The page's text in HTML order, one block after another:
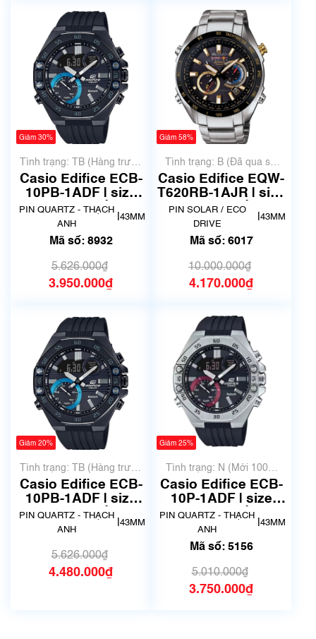
Giảm 30%
Tình trạng: TB (Hàng trưng
bày, thanh lý)
Casio Edifice ECB-
10PB-1ADF | size
46mm | Mã số 8932
PIN QUARTZ - THẠCH
ANH
43MM
Mã số: 8932
5.626.000₫
3.950.000₫
Giảm 58%
Tình trạng: B (Đã qua sử
dụng, hàng đẹp, có chút
xước dăm)
Casio Edifice EQW-
T620RB-1AJR | size
44mm | Mã số 6017
PIN SOLAR / ECO
DRIVE
43MM
Mã số: 6017
10.000.000₫
4.170.000₫
Giảm 20%
Tình trạng: TB (Hàng trưng
bày, thanh lý)
Casio Edifice ECB-
10PB-1ADF | size
46mm | Mã số 5164
PIN QUARTZ - THẠCH
ANH
43MM
5.626.000₫
4.480.000₫
Giảm 25%
Tình trạng: N (Mới 100%
chưa qua sử dụng)
Casio Edifice ECB-
10P-1ADF | size
46mm | Mã số 5156
PIN QUARTZ - THẠCH
ANH
43MM
Mã số: 5156
5.010.000₫
3.750.000₫